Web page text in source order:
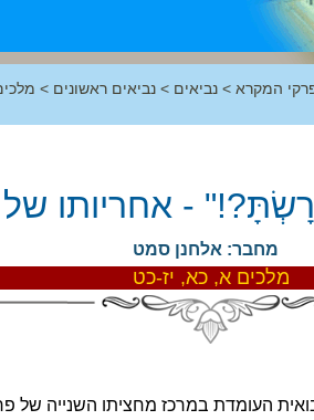
המקרא > נביאים > נביאים ראשונים >
- אחריותו
מחבר: אלחנן סמט
מלכים א, כא, יז-כט
העומדת במרכז מחציתו השנייה של